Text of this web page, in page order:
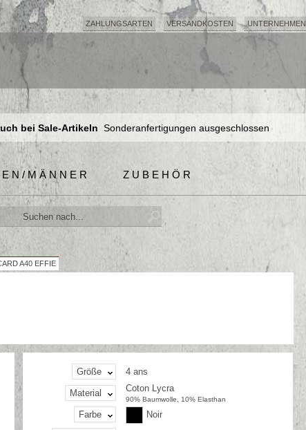
ZAHLUNGSARTEN VERSANDKOSTEN UNTERNEHMEN
bei Sale-Artikeln Sonderanfertigungen ausgeschlossen
bei Sale-Artikeln Sonderanfertigungen ausgeschlossen
bei Sale-Artikeln Sonderanfertigungen ausgeschlossen
MÄNNER ZUBEHÖR
A40 EFFIE
Größe 4 ans
Material Coton Lycra
90% Baumwolle, 10% Elasthan
Farbe Noir